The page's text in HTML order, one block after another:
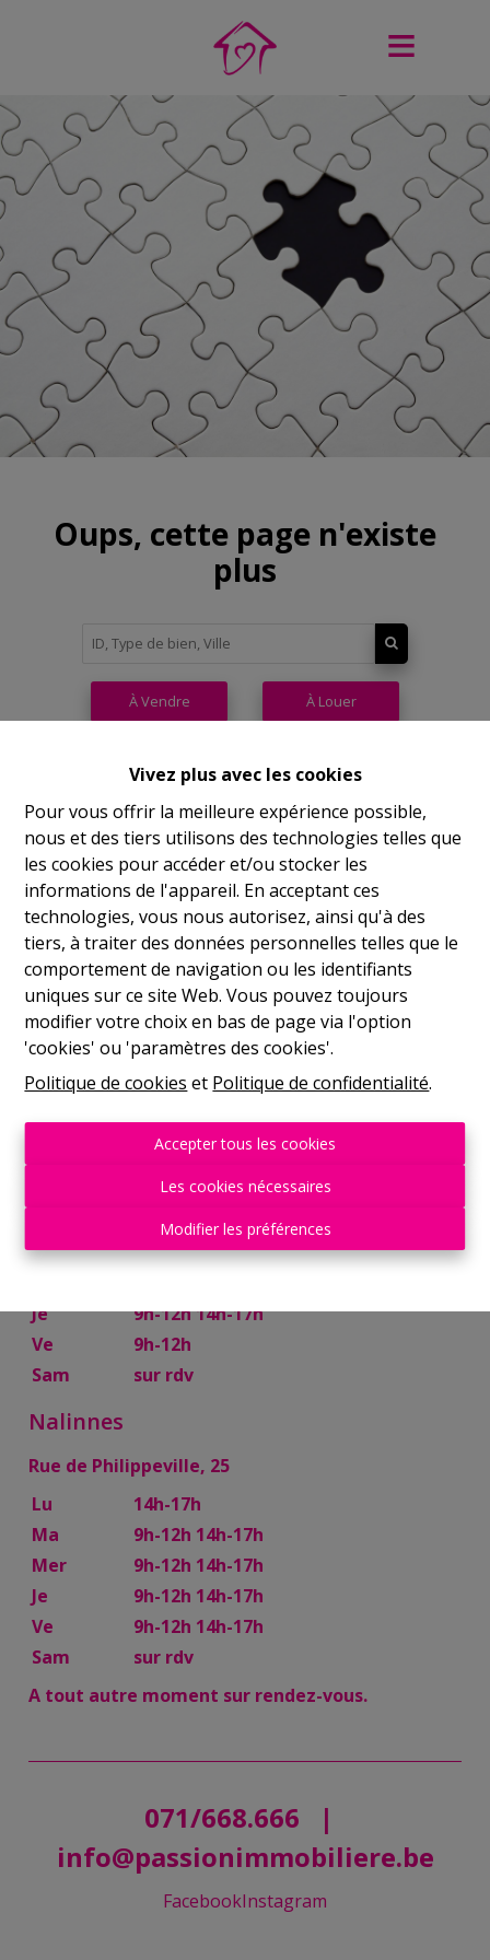
Vivez plus avec les cookies
Pour vous offrir la meilleure expérience possible,
nous et des tiers utilisons des technologies telles que
les cookies pour accéder et/ou stocker les
informations de l'appareil. En acceptant ces
technologies, vous nous autorisez, ainsi qu'à des
tiers, à traiter des données personnelles telles que le
comportement de navigation ou les identifiants
uniques sur ce site Web. Vous pouvez toujours
modifier votre choix en bas de page via l'option
'cookies' ou 'paramètres des cookies'.
Politique de cookies et Politique de confidentialité.
Accepter tous les cookies
Les cookies nécessaires
Modifier les préférences
Oups, cette page n'existe
plus
À Vendre À Louer
Philippeville
Rue de France, 37
Lu
14h-17h
Ma
9h-12h 14h-17h
Mer
9h-12h 14h-17h
Je
9h-12h 14h-17h
Ve
9h-12h
Sam
10h-13h
14h-17h
Ma
9h-12h 14h-17h
Je
9h-12h 14h-17h
Ve
9h-12h
Sam
sur rdv
Nalinnes
Rue de Philippeville, 25
Lu
14h-17h
Ma
9h-12h 14h-17h
Mer
9h-12h 14h-17h
Je
9h-12h 14h-17h
Ve
9h-12h 14h-17h
Sam
sur rdv
A tout autre moment sur rendez-vous.
071/668.666
|
info@passionimmobiliere.be
FacebookInstagram